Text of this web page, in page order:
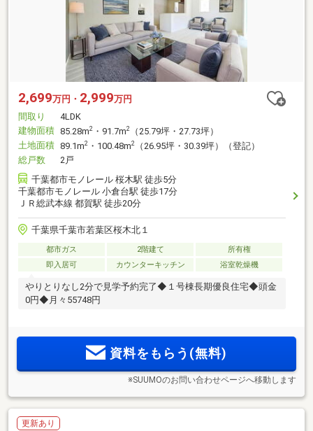
2,699万円・ 2,999万円
間取り
4LDK
建物面積 85.28m2 ・91.7m2
（25.79坪・27.73坪）
土地面積 89.1m2 ・100.48m2
（26.95坪・30.39坪）（登記）
総戸数
2戸
千葉都市モノレール 桜木駅 徒歩5分
千葉都市モノレール 小倉台駅 徒歩17分
ＪＲ総武本線 都賀駅 徒歩20分
千葉県千葉市若葉区桜木北１
都市ガス 2階建て
所有権
即入居可
カウンターキッチン 浴室乾燥機
やりとりなし2分で見学予約完了◆１号棟長期優良住宅◆頭金
0円◆月々55748円
資料をもらう(無料)
※SUUMOのお問い合わせページへ移動します
更新あり